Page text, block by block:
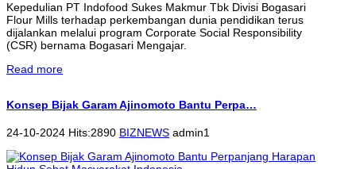
Kepedulian PT Indofood Sukes Makmur Tbk Divisi Bogasari
Flour Mills terhadap perkembangan dunia pendidikan terus
dijalankan melalui program Corporate Social Responsibility
(CSR) bernama Bogasari Mengajar.
Read more
Konsep Bijak Garam Ajinomoto Bantu Perpa…
24-10-2024 Hits:2890 BIZNEWS admin1